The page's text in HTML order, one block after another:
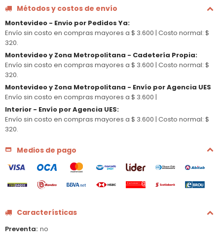
Métodos y costos de envío
Montevideo - Envio por Pedidos Ya:
Envío sin costo en compras mayores a $ 3.600 | Costo normal: $
320.
Montevideo y Zona Metropolitana - Cadetería Propia:
Envío sin costo en compras mayores a $ 3.600 | Costo normal: $
320.
Montevideo y Zona Metropolitana - Envío por Agencia UES
Envío sin costo en compras mayores a $ 3.600 |
Interior - Envío por Agencia UES:
Envío sin costo en compras mayores a $ 3.600 | Costo normal: $
320.
Medios de pago
Características
Preventa no